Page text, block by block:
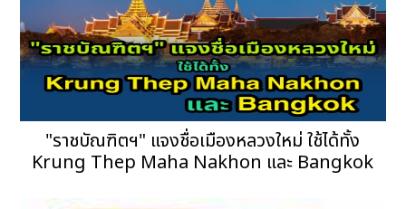
"ราชบัณฑิตฯ" แจงชื่อเมืองหลวงใหม่ ใช้ได้ทั้ง
Krung Thep Maha Nakhon และ Bangkok